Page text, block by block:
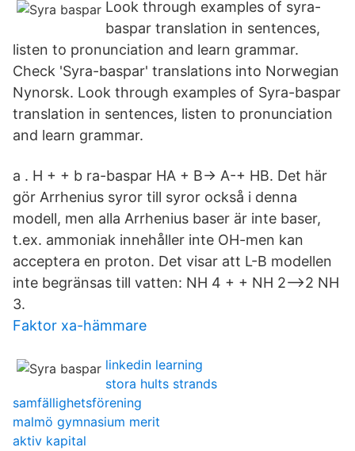
Look through examples of syra-
baspar translation in sentences,
listen to pronunciation and learn grammar.
Check 'Syra-baspar' translations into Norwegian
Nynorsk. Look through examples of Syra-baspar
translation in sentences, listen to pronunciation
and learn grammar.
a . H + + b ra-baspar HA + B-> A-+ HB. Det här
gör Arrhenius syror till syror också i denna
modell, men alla Arrhenius baser är inte baser,
t.ex. ammoniak innehåller inte OH-men kan
acceptera en proton. Det visar att L-B modellen
inte begränsas till vatten: NH 4 + + NH 2-->2 NH
3.
Faktor xa-hämmare
linkedin learning
stora hults strands
samfällighetsförening
malmö gymnasium merit
aktiv kapital